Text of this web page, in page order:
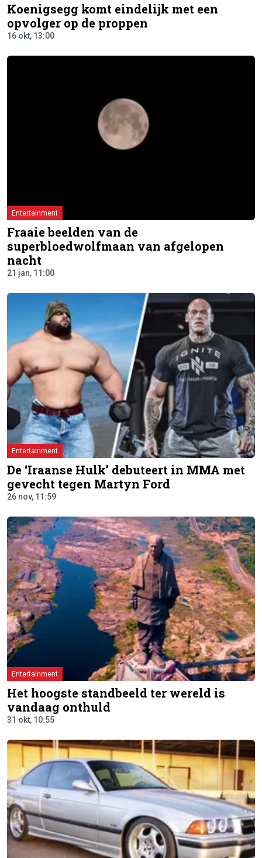
Koenigsegg komt eindelijk met een
opvolger op de proppen
16 okt, 13:00
Entertainment
Fraaie beelden van de
superbloedwolfmaan van afgelopen
nacht
21 jan, 11:00
Entertainment
De ‘Iraanse Hulk’ debuteert in MMA met
gevecht tegen Martyn Ford
26 nov, 11:59
Entertainment
Het hoogste standbeeld ter wereld is
vandaag onthuld
31 okt, 10:55